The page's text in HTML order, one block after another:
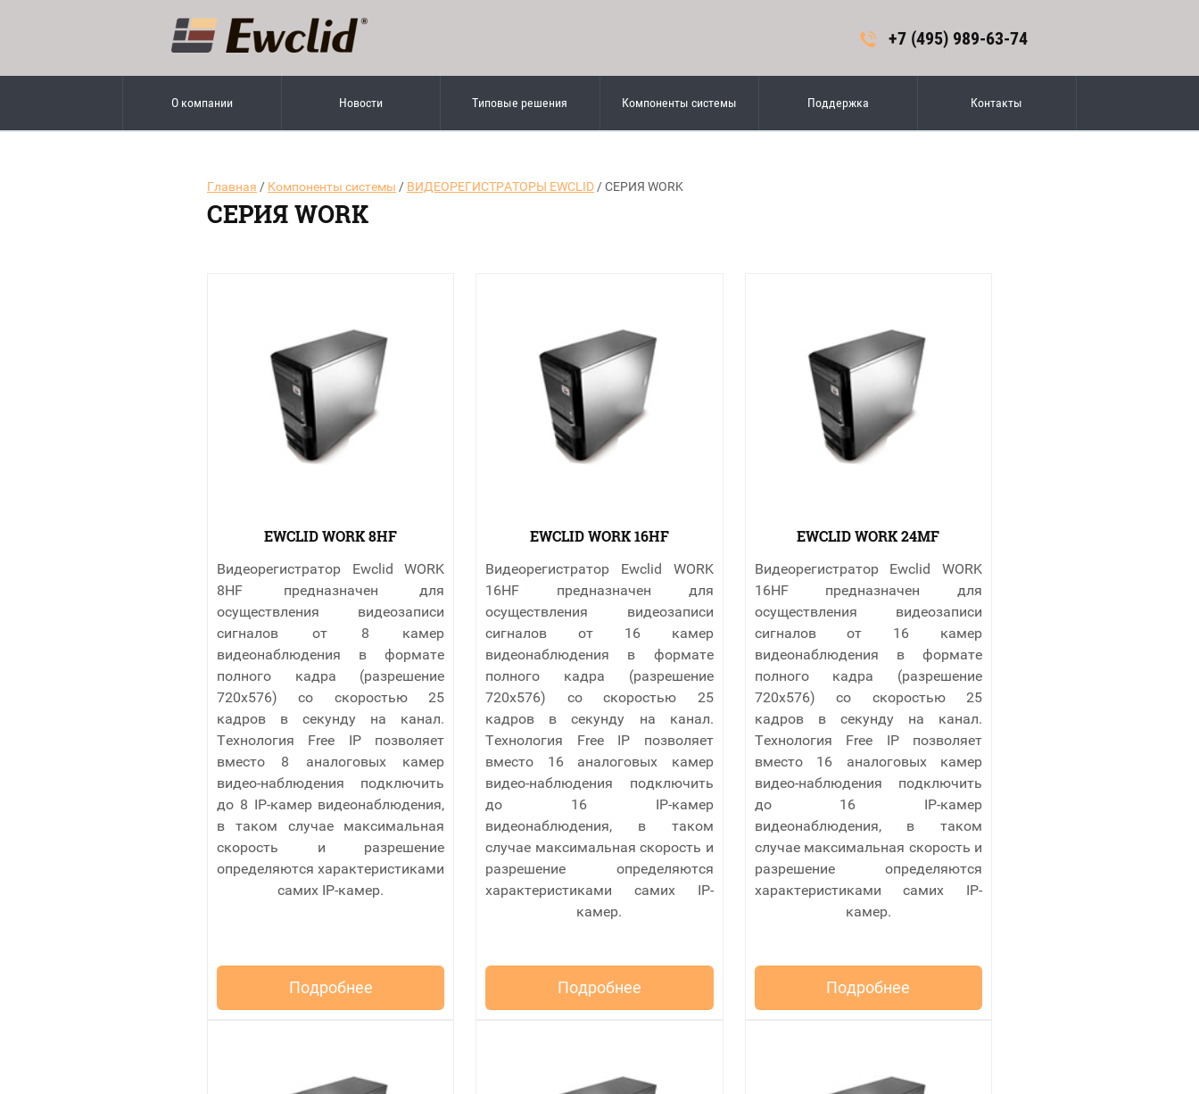
+7 (495) 989-63-74
О компании Новости Типовые решения Компоненты системы Поддержка Контакты
Главная / Компоненты системы / ВИДЕОРЕГИСТРАТОРЫ EWCLID / СЕРИЯ WORK
СЕРИЯ WORK
EWCLID WORK 8HF
Видеорегистратор Ewclid WORK
8HF предназначен для
осуществления видеозаписи
сигналов от 8 камер
видеонаблюдения в формате
полного кадра (разрешение
720х576) со скоростью 25
кадров в секунду на канал.
Технология Free IP позволяет
вместо 8 аналоговых камер
видео-наблюдения подключить
до 8 IP-камер видеонаблюдения,
в таком случае максимальная
скорость и разрешение
определяются характеристиками
самих IP-камер.
Подробнее
EWCLID WORK 16HF
Видеорегистратор Ewclid WORK
16HF предназначен для
осуществления видеозаписи
сигналов от 16 камер
видеонаблюдения в формате
полного кадра (разрешение
720х576) со скоростью 25
кадров в секунду на канал.
Технология Free IP позволяет
вместо 16 аналоговых камер
видео-наблюдения подключить
до 16 IP-камер
видеонаблюдения, в таком
случае максимальная скорость и
разрешение определяются
характеристиками самих IP-
камер.
Подробнее
EWCLID WORK 24MF
Видеорегистратор Ewclid WORK
16HF предназначен для
осуществления видеозаписи
сигналов от 16 камер
видеонаблюдения в формате
полного кадра (разрешение
720х576) со скоростью 25
кадров в секунду на канал.
Технология Free IP позволяет
вместо 16 аналоговых камер
видео-наблюдения подключить
до 16 IP-камер
видеонаблюдения, в таком
случае максимальная скорость и
разрешение определяются
характеристиками самих IP-
камер.
Подробнее